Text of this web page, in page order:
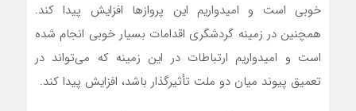
خوبی است و امیدواریم این پروازها افزایش پیدا کند.
همچنین در زمینه گردشگری اقدامات بسیار خوبی انجام شده
است و امیدواریم ارتباطات در این زمینه که می‌تواند در
تعمیق پیوند میان دو ملت تأثیرگذار باشد، افزایش پیدا کند.